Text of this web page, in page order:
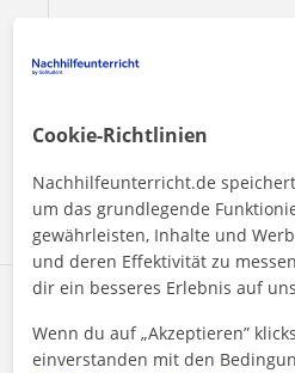
Nachricht
Cookie-Richtlinien
Nachhilfeunterricht.de
um das grundlegende
gewährleisten, Inhalte und
und deren Effektivität zu
dir ein besseres Erlebnis auf
Wenn du auf „Akzeptieren”
einverstanden mit den